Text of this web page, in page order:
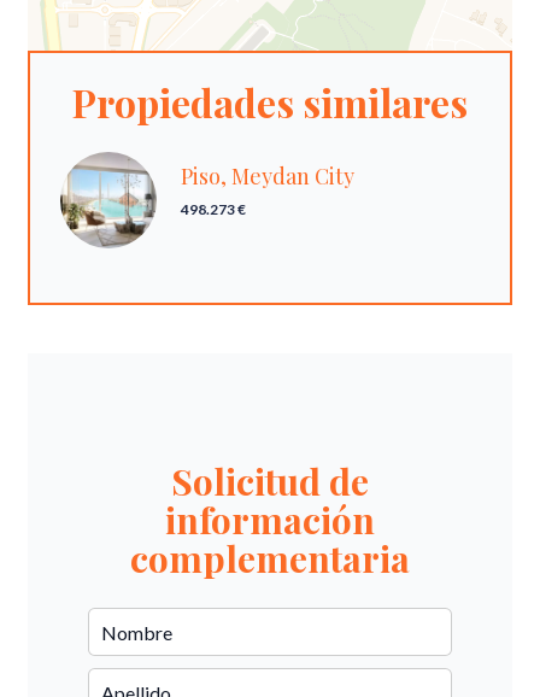
Propiedades similares
Piso, Meydan City
498.273 €
Solicitud de
información
complementaria